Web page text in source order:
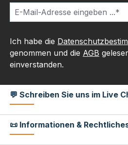
Ich habe die
genommen und die AGB
einverstanden.
💬 Schreiben Sie uns im Live
📜 Informationen &